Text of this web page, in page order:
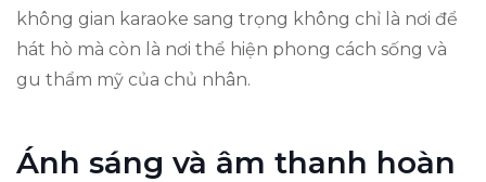
không gian karaoke sang trọng không chỉ là nơi để
hát hò mà còn là nơi thể hiện phong cách sống và
gu thẩm mỹ của chủ nhân.
Ánh sáng và âm thanh hoàn